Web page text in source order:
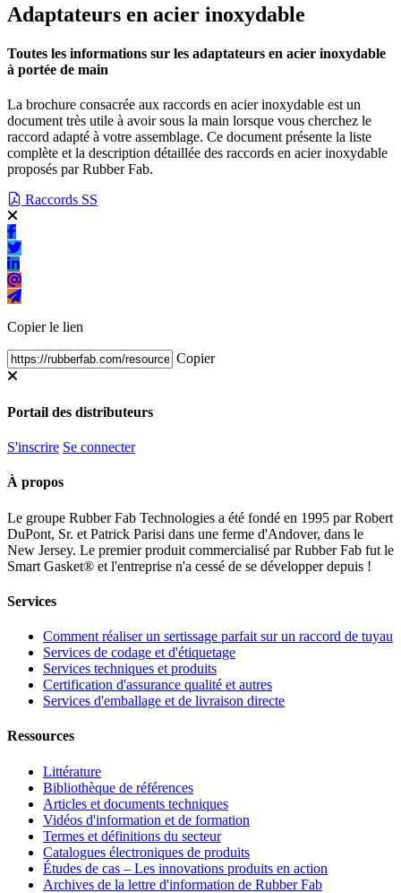
Adaptateurs en acier inoxydable
Toutes les informations sur les adaptateurs en acier inoxydable
à portée de main
La brochure consacrée aux raccords en acier inoxydable est un
document très utile à avoir sous la main lorsque vous cherchez le
raccord adapté à votre assemblage. Ce document présente la liste
complète et la description détaillée des raccords en acier inoxydable
proposés par Rubber Fab.
Raccords SS
Copier le lien
Copier
Portail des distributeurs
S'inscrire Se connecter
À propos
Le groupe Rubber Fab Technologies a été fondé en 1995 par Robert
DuPont, Sr. et Patrick Parisi dans une ferme d'Andover, dans le
New Jersey. Le premier produit commercialisé par Rubber Fab fut le
Smart Gasket® et l'entreprise n'a cessé de se développer depuis !
Services
Comment réaliser un sertissage parfait sur un raccord de tuyau
Services de codage et d'étiquetage
Services techniques et produits
Certification d'assurance qualité et autres
Services d'emballage et de livraison directe
Ressources
Littérature
Bibliothèque de références
Articles et documents techniques
Vidéos d'information et de formation
Termes et définitions du secteur
Catalogues électroniques de produits
Études de cas – Les innovations produits en action
Archives de la lettre d'information de Rubber Fab